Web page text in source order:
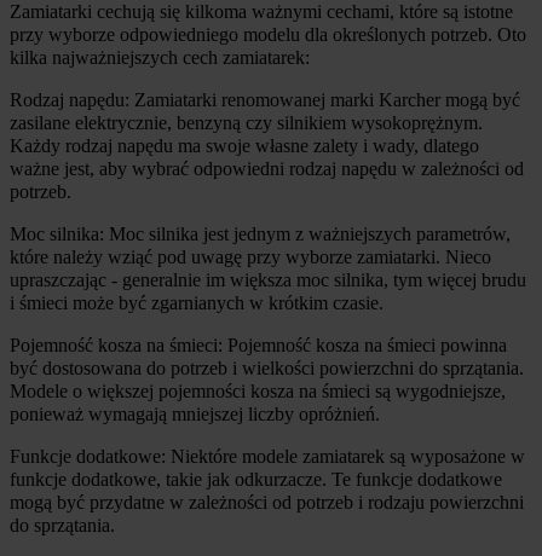
Zamiatarki cechują się kilkoma ważnymi cechami, które są istotne
przy wyborze odpowiedniego modelu dla określonych potrzeb. Oto
kilka najważniejszych cech zamiatarek:
Rodzaj napędu: Zamiatarki renomowanej marki Karcher mogą być
zasilane elektrycznie, benzyną czy silnikiem wysokoprężnym.
Każdy rodzaj napędu ma swoje własne zalety i wady, dlatego
ważne jest, aby wybrać odpowiedni rodzaj napędu w zależności od
potrzeb.
Moc silnika: Moc silnika jest jednym z ważniejszych parametrów,
które należy wziąć pod uwagę przy wyborze zamiatarki. Nieco
upraszczając - generalnie im większa moc silnika, tym więcej brudu
i śmieci może być zgarnianych w krótkim czasie.
Pojemność kosza na śmieci: Pojemność kosza na śmieci powinna
być dostosowana do potrzeb i wielkości powierzchni do sprzątania.
Modele o większej pojemności kosza na śmieci są wygodniejsze,
ponieważ wymagają mniejszej liczby opróżnień.
Funkcje dodatkowe: Niektóre modele zamiatarek są wyposażone w
funkcje dodatkowe, takie jak odkurzacze. Te funkcje dodatkowe
mogą być przydatne w zależności od potrzeb i rodzaju powierzchni
do sprzątania.